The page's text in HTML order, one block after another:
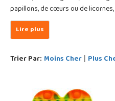
papillons, de cœurs ou de
Trier Par: Moins Cher | Plus